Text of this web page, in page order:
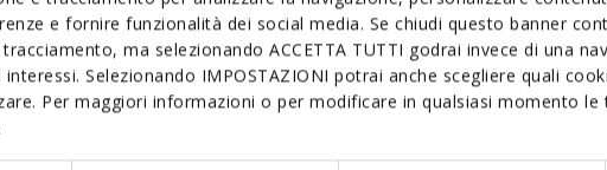
e fornire funzionalità dei social media. Se chiudi questo banner
ma selezionando ACCETTA TUTTI godrai invece di una
Selezionando IMPOSTAZIONI potrai anche scegliere quali
Per maggiori informazioni o per modificare in qualsiasi momento
and windproof, while the other is